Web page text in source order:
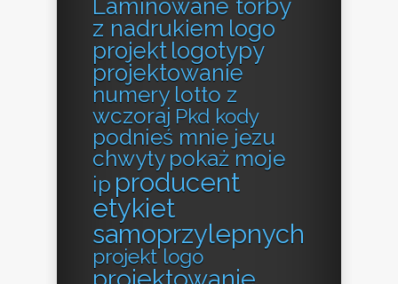
Laminowane torby
z nadrukiem logo
projekt logotypy
projektowanie
numery lotto z
wczoraj Pkd kody
podnieś mnie jezu
chwyty pokaż moje
ip producent
etykiet
samoprzylepnych
projekt logo